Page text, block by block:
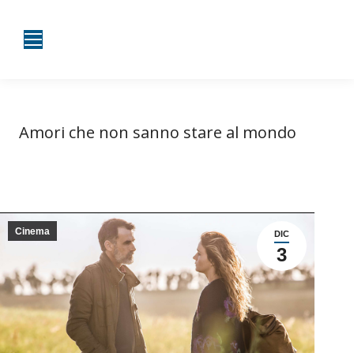
Amori che non sanno stare al mondo
DIC
3
Cinema